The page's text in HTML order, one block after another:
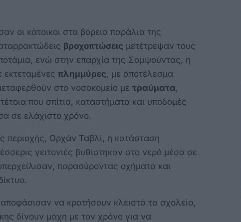
οι κάτοικοι στα βόρεια παράλια της
βροχοπτώσεις μετέτρεψαν τους
ενώ στην επαρχία της Σαμψούντας, η
πλημμύρες, με αποτέλεσμα
στο νοσοκομείο με τραύματα,
που σπίτια, καταστήματα και υποδομές
σε ελάχιστο χρόνο.
περιοχής, Ορχάν Ταβλί, η κατάσταση
γειτονιές βυθίστηκαν στο νερό μέσα σε
παρασύροντας οχήματα και
να κρατήσουν κλειστά τα σχολεία,
δίνουν μάχη με τον χρόνο για να